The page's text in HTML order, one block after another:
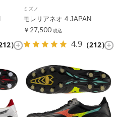
212）
ミズノ
モレリアネオ 4 JAPAN
￥27,500 税込
4.9 （212）